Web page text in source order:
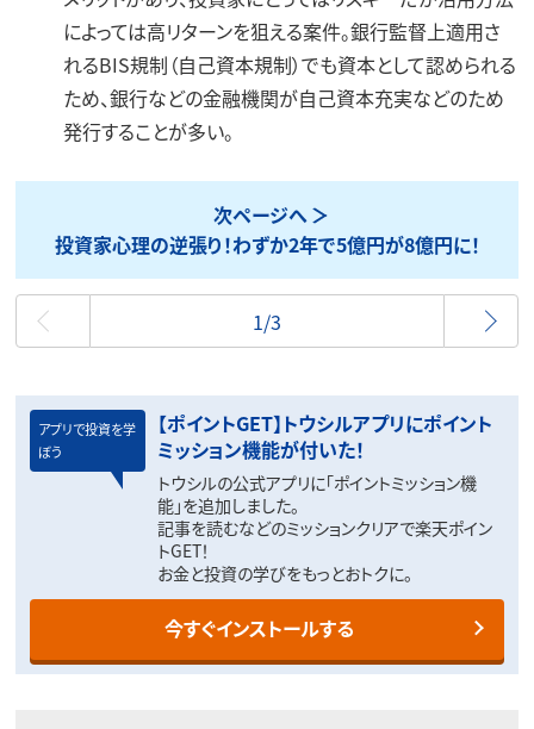
によっては高リターンを狙える案件。銀行監督上適用さ
れるBIS規制（自己資本規制）でも資本として認められる
ため、銀行などの金融機関が自己資本充実などのため
発行することが多い。
次ページへ
投資家心理の逆張り！わずか2年で5億円が8億円に！
最初
1/3
アプリで投資を学
ぼう
【ポイントGET】トウシルアプリにポイント
ミッション機能が付いた！
トウシルの公式アプリに「ポイントミッション機
能」を追加しました。
記事を読むなどのミッションクリアで楽天ポイン
トGET！
お金と投資の学びをもっとおトクに。
今すぐインストールする